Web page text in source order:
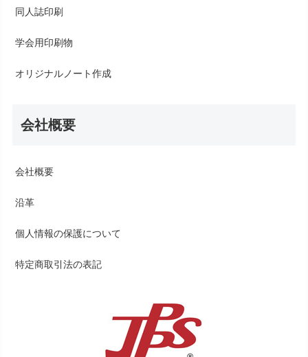
同人誌印刷
学会用印刷物
オリジナルノート作成
会社概要
会社概要
沿革
個人情報の保護について
特定商取引法の表記